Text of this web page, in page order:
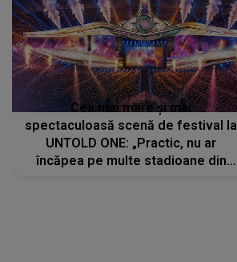
Cea mai mare și mai
spectaculoasă scenă de festival la
UNTOLD ONE: „Practic, nu ar
încăpea pe multe stadioane din